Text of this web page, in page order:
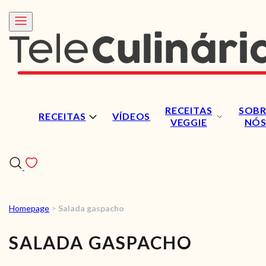
RECEITAS VÍDEOS
RECEITAS
VEGGIE
NÓS
RECEITAS
VÍDEOS
Homepage > Salada gaspacho
SALADA GASPACHO